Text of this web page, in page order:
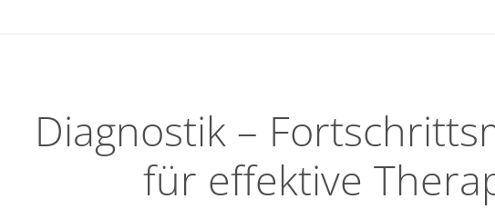
Diagnostik –
für effektive